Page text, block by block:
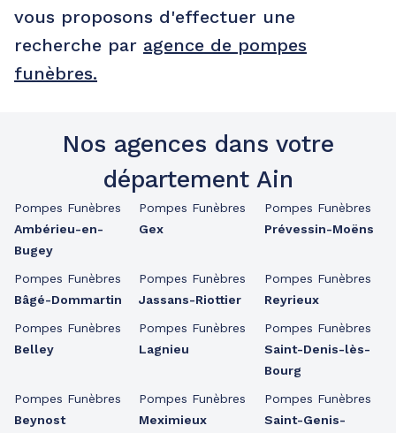
vous proposons d'effectuer une
recherche par agence de pompes
funèbres.
Nos agences dans votre
département Ain
Pompes Funèbres
Ambérieu-en-
Bugey
Pompes Funèbres
Bâgé-Dommartin
Pompes Funèbres
Belley
Pompes Funèbres
Beynost
Pompes Funèbres
Gex
Pompes Funèbres
Jassans-Riottier
Pompes Funèbres
Lagnieu
Pompes Funèbres
Meximieux
Pompes Funèbres
Prévessin-Moëns
Pompes Funèbres
Reyrieux
Pompes Funèbres
Saint-Denis-lès-
Bourg
Pompes Funèbres
Saint-Genis-